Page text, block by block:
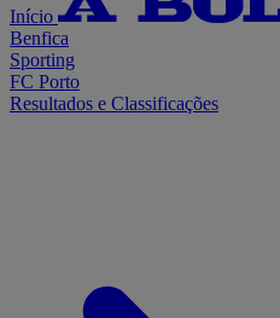
Início
Benfica
Sporting
FC Porto
Resultados e Classificações